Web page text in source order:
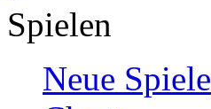
Spielen
Neue Spiele